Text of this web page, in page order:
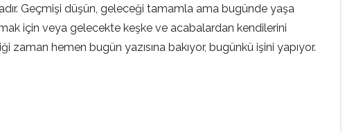
Geçmişi düşün, geleceği tamamla ama bugünde yaşa
için veya gelecekte keşke ve acabalardan kendilerini
hemen bugün yazısına bakıyor, bugünkü işini yapıyor.